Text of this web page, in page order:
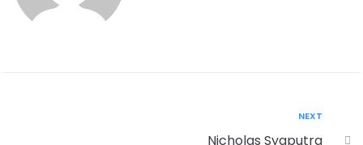
NEXT
Nicholas Syaputra